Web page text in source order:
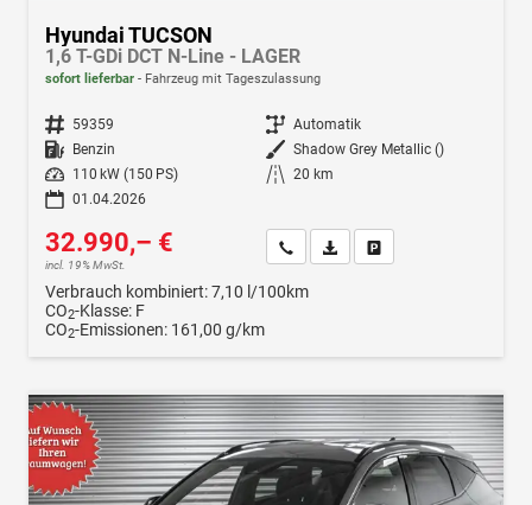
Hyundai TUCSON
1,6 T-GDi DCT N-Line - LAGER
sofort lieferbar Fahrzeug mit Tageszulassung
Fahrzeugnr. 59359 Getriebe Automatik
Kraftstoff Benzin Außenfarbe Shadow Grey Metallic ()
Leistung
110 kW (150 PS) Kilometerstand 20 km
01.04.2026
32.990,– €
incl. 19% MwSt.
Wir rufen Sie anFahrzeugexposé (PDF)
Verbrauch kombiniert:7,10 l/100km
CO2-Klasse: F
CO2-Emissionen: 161,00 g/km